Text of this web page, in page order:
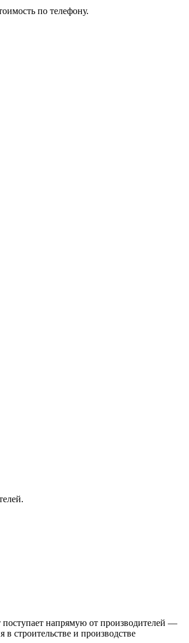
по телефону.
поступает напрямую от производителей —
и производстве